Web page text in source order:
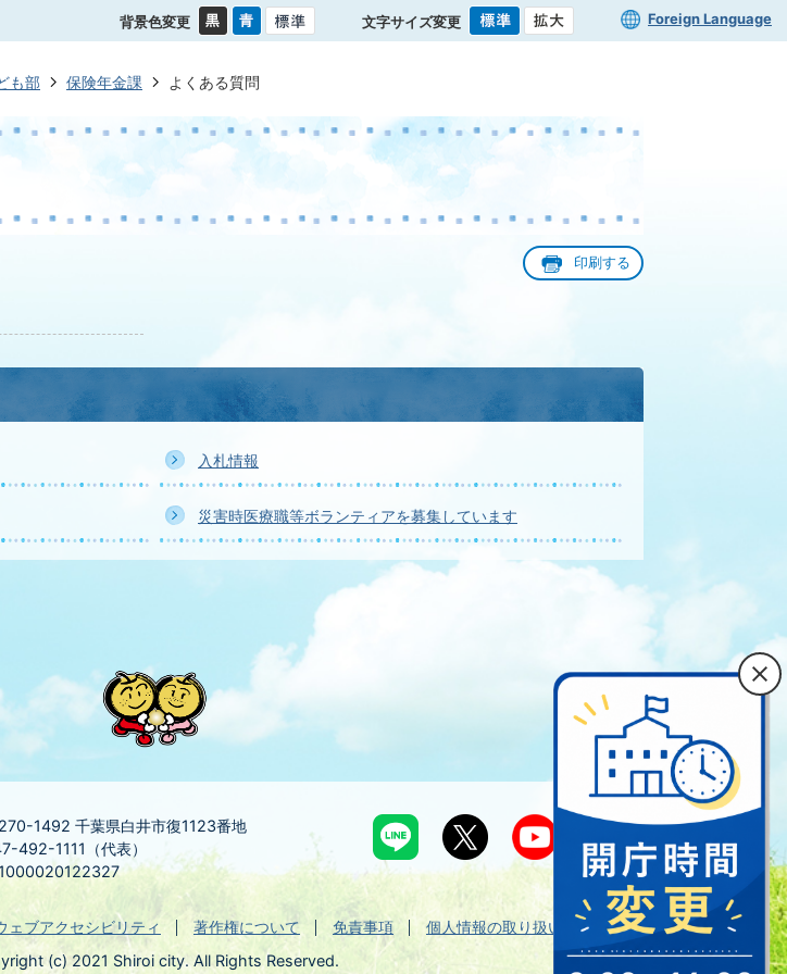
背景色変更 文字サイズ変更 Foreign Language
も部 保険年金課 よくある質問
印刷する
入札情報
災害時医療職等ボランティアを募集しています
1492 千葉県白井市復1123番地
492-1111（代表）
ェブアクセシビリティ 著作権について 免責事項
個人情報の取り扱い
(c) 2021 Shiroi city. All Rights Reserved.